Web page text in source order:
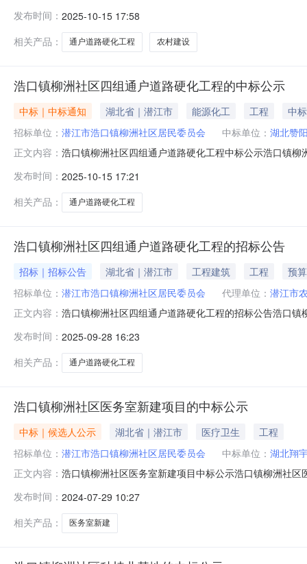
通户道路硬化（长580米，宽3.5米，厚0.18米）（详见
发布时间： 2025-10-15 17:58
相关产品：
通户道路硬化工程 农村建设
浩口镇柳洲社区四组通户道路硬化工程的中标公示
中标｜中标通知 湖北省｜潜江市 能源化工 工程
中
招标单位： 潜江市浩口镇柳洲社区居民委员会 中标单位： 湖北赞
正文内容： 浩口镇柳洲社区四组通户道路硬化工程中标公示浩口镇
起5个日历天完工（雨天顺延）中标公示期为2天，各有
发布时间： 2025-10-15 17:21
相关产品：
通户道路硬化工程
浩口镇柳洲社区四组通户道路硬化工程的招标公告
招标｜招标公告 湖北省｜潜江市 工程建筑 工程
预
招标单位： 潜江市浩口镇柳洲社区居民委员会 代理单位： 潜江市
正文内容： 浩口镇柳洲社区四组通户道路硬化工程的招标公告浩口
3.5米，厚0.18米）（详见工程量清单）。5、采购项目
发布时间： 2025-09-28 16:23
相关产品：
通户道路硬化工程
浩口镇柳洲社区医务室新建项目的中标公示
中标｜候选人公示 湖北省｜潜江市 医疗卫生
工程
招标单位： 潜江市浩口镇柳洲社区居民委员会 中标单位： 湖北翔
正文内容： 浩口镇柳洲社区医务室新建项目中标公示浩口镇柳洲社
示期为2天，各有关当事人对中标结果有异议的，可以在
代理机构：
发布时间： 2024-07-29 10:27
相关产品：
医务室新建